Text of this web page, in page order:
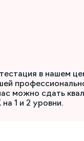
в нашем
можно сдать
на 1 и 2 уровни.